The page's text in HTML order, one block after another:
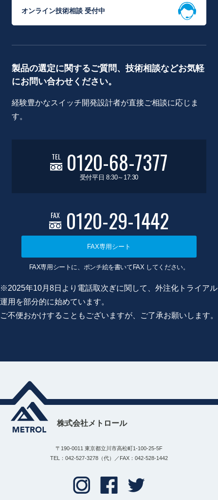
オンライン技術相談 受付中
製品の選定に関するご質問、技術相談などお気軽
にお問い合わせください。
経験豊かなスイッチ開発設計者が直接ご相談に応じま
す。
TEL 0120-68-7377
受付平日 8:30～17:30
FAX 0120-29-1442
FAX専用シート
FAX専用シートに、ポンチ絵を書いてFAX してください。
※2025年10月8日より電話取次ぎに関して、外注化トライアル
運用を部分的に始めています。
ご不便おかけすることもございますが、ご了承お願いします。
株式会社メトロール
〒190-0011 東京都立川市高松町1-100-25-5F
TEL：042-527-3278（代）／FAX：042-528-1442